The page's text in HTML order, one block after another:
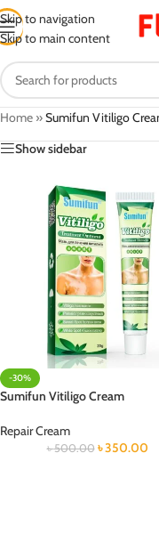
Skip to navigation
Skip to main content
Home »Sumifun Vitiligo
Show sidebar
-30%
Sumifun Vitiligo Cream
Repair Cream
৳500.00 ৳350.00